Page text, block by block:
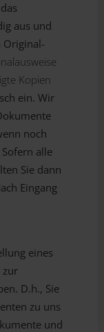
aus und
Original-
Kopien
ein. Wir
noch
alle
Sie dann
Eingang
eines
zur
D.h., Sie
zu uns
und